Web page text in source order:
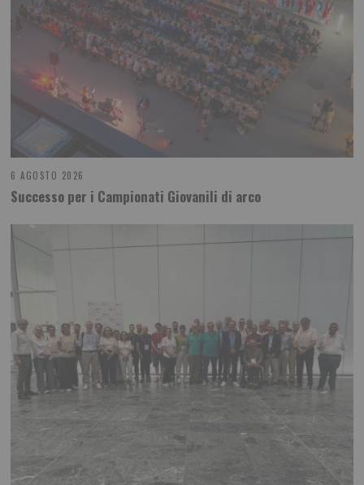
6 AGOSTO 2026
Successo per i Campionati Giovanili di arco